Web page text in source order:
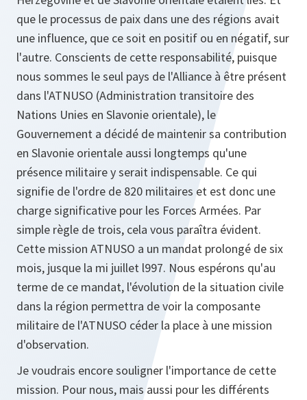
que le processus de paix dans une des régions avait
une influence, que ce soit en positif ou en négatif, sur
l'autre. Conscients de cette responsabilité, puisque
nous sommes le seul pays de l'Alliance à être présent
dans l'ATNUSO (Administration transitoire des
Nations Unies en Slavonie orientale), le
Gouvernement a décidé de maintenir sa contribution
en Slavonie orientale aussi longtemps qu'une
présence militaire y serait indispensable. Ce qui
signifie de l'ordre de 820 militaires et est donc une
charge significative pour les Forces Armées. Par
simple règle de trois, cela vous paraîtra évident.
Cette mission ATNUSO a un mandat prolongé de six
mois, jusque la mi juillet l997. Nous espérons qu'au
terme de ce mandat, l'évolution de la situation civile
dans la région permettra de voir la composante
militaire de l'ATNUSO céder la place à une mission
d'observation.
Je voudrais encore souligner l'importance de cette
mission. Pour nous, mais aussi pour les différents